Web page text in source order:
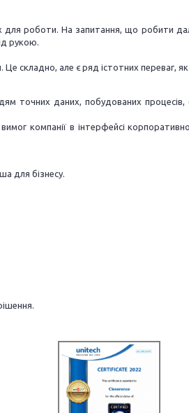
для роботи. На запитання, що робити
рукою.
складно, але є ряд істотних переваг,
точних даних, побудованих процесів,
компанії в інтерфейсі
для бізнесу.